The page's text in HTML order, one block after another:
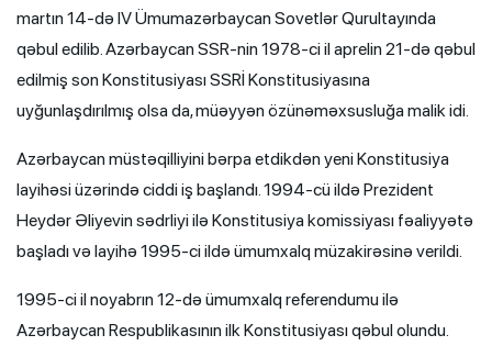
martın 14-də IV Ümumazərbaycan Sovetlər Qurultayında
qəbul edilib. Azərbaycan SSR-nin 1978-ci il aprelin 21-də qəbul
edilmiş son Konstitusiyası SSRİ Konstitusiyasına
uyğunlaşdırılmış olsa da, müəyyən özünəməxsusluğa malik idi.
Azərbaycan müstəqilliyini bərpa etdikdən yeni Konstitusiya
layihəsi üzərində ciddi iş başlandı. 1994-cü ildə Prezident
Heydər Əliyevin sədrliyi ilə Konstitusiya komissiyası fəaliyyətə
başladı və layihə 1995-ci ildə ümumxalq müzakirəsinə verildi.
1995-ci il noyabrın 12-də ümumxalq referendumu ilə
Azərbaycan Respublikasının ilk Konstitusiyası qəbul olundu.